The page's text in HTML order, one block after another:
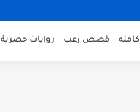
قصص رعب روايات حصرية